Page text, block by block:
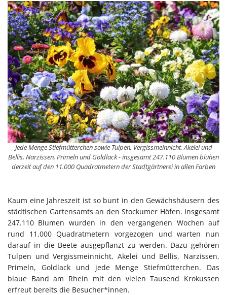
Jede Menge Stiefmütterchen sowie Tulpen, Vergissmeinnicht, Akelei und
Bellis, Narzissen, Primeln und Goldlack - insgesamt 247.110 Blumen blühen
derzeit auf den 11.000 Quadratmetern der Stadtgärtnerei in allen Farben
Kaum eine Jahreszeit ist so bunt in den Gewächshäusern des
städtischen Gartensamts an den Stockumer Höfen. Insgesamt
247.110 Blumen wurden in den vergangenen Wochen auf
rund 11.000 Quadratmetern vorgezogen und warten nun
darauf in die Beete ausgepflanzt zu werden. Dazu gehören
Tulpen und Vergissmeinnicht, Akelei und Bellis, Narzissen,
Primeln, Goldlack und jede Menge Stiefmütterchen. Das
blaue Band am Rhein mit den vielen Tausend Krokussen
erfreut bereits die Besucher*innen.